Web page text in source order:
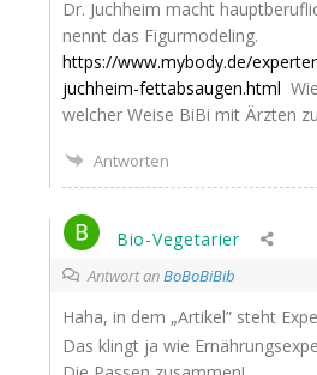
Dr. Juch­heim macht
nennt das Figur­mo­de­ling.
https://www.mybody.de/
juchheim-fettabsaugen.html
wel­cher Wei­se BiBi mit Ärz­ten
Antworten
Bio-Vegetarier
Antwort anBoBoBiBib
Haha, in dem „Arti­kel” steht
Das klingt ja wie